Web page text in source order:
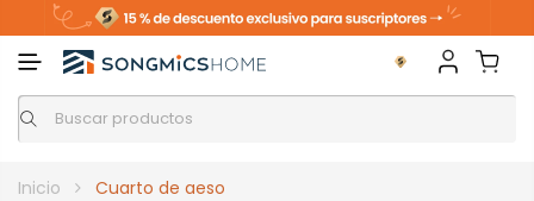
Inicio Cuarto de aeso